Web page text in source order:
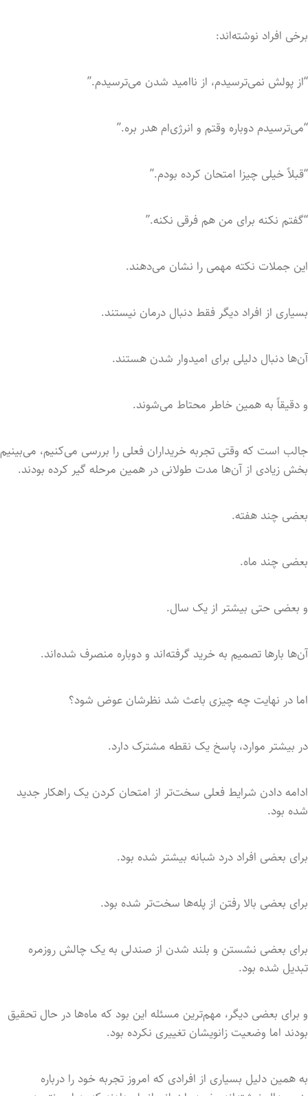
برخی افراد نوشته‌اند:
“از پولش نمی‌ترسیدم، از ناامید شدن می‌ترسیدم.”
“می‌ترسیدم دوباره وقتم و انرژی‌ام هدر بره.”
“قبلاً خیلی چیزا امتحان کرده بودم.”
“گفتم نکنه برای من هم فرقی نکنه.”
این جملات نکته مهمی را نشان می‌دهند.
بسیاری از افراد دیگر فقط دنبال درمان نیستند.
آن‌ها دنبال دلیلی برای امیدوار شدن هستند.
و دقیقاً به همین خاطر محتاط می‌شوند.
جالب است که وقتی تجربه خریداران فعلی را بررسی می‌کنیم، می‌بینیم
بخش زیادی از آن‌ها مدت طولانی در همین مرحله گیر کرده بودند.
بعضی چند هفته.
بعضی چند ماه.
و بعضی حتی بیشتر از یک سال.
آن‌ها بارها تصمیم به خرید گرفته‌اند و دوباره منصرف شده‌اند.
اما در نهایت چه چیزی باعث شد نظرشان عوض شود؟
در بیشتر موارد، پاسخ یک نقطه مشترک دارد.
ادامه دادن شرایط فعلی سخت‌تر از امتحان کردن یک راهکار جدید
شده بود.
برای بعضی افراد درد شبانه بیشتر شده بود.
برای بعضی بالا رفتن از پله‌ها سخت‌تر شده بود.
برای بعضی نشستن و بلند شدن از صندلی به یک چالش روزمره
تبدیل شده بود.
و برای بعضی دیگر، مهم‌ترین مسئله این بود که ماه‌ها در حال تحقیق
بودند اما وضعیت زانویشان تغییری نکرده بود.
به همین دلیل بسیاری از افرادی که امروز تجربه خود را درباره